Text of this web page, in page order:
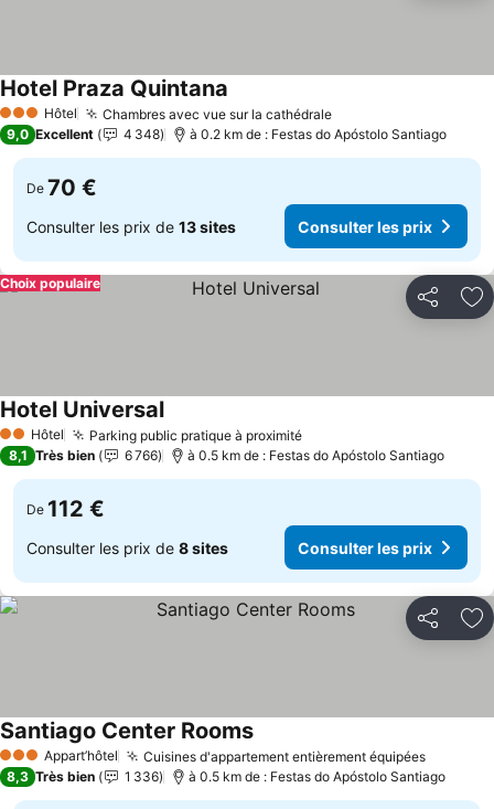
3 ÉtoilesHôtel Chambres avec vue sur la cathédraleConsulter les prix
Hotel Praza Quintana
9,0 Excellent 4 348 à 0.2 km de : Festas do Apóstolo Santiago
De 70 €
Consulter les prix de 13 sites Consulter les prix
Partager
Choix populaire
2 Étoiles
Hôtel Parking public pratique à proximitéConsulter les prix
Hotel UniversalConsulter les prix
8,1 Très bien 6 766 à 0.5 km de : Festas do Apóstolo Santiago
De 112 €
Consulter les prix de 8 sites Consulter les prix
Partager
3 ÉtoilesAppart’hôtel Cuisines d'appartement entièrement équipées
Santiago Center RoomsConsulter les prix
8,3 Très bien 1 336 à 0.5 km de : Festas do Apóstolo Santiago